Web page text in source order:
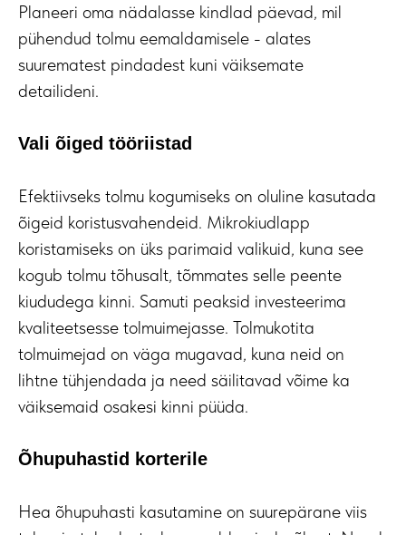
Planeeri oma nädalasse kindlad päevad, mil
pühendud tolmu eemaldamisele - alates
suurematest pindadest kuni väiksemate
detailideni.
Vali õiged tööriistad
Efektiivseks tolmu kogumiseks on oluline kasutada
õigeid koristusvahendeid. Mikrokiudlapp
koristamiseks on üks parimaid valikuid, kuna see
kogub tolmu tõhusalt, tõmmates selle peente
kiududega kinni. Samuti peaksid investeerima
kvaliteetsesse tolmuimejasse. Tolmukotita
tolmuimejad on väga mugavad, kuna neid on
lihtne tühjendada ja need säilitavad võime ka
väiksemaid osakesi kinni püüda.
Õhupuhastid korterile
Hea õhupuhasti kasutamine on suurepärane viis